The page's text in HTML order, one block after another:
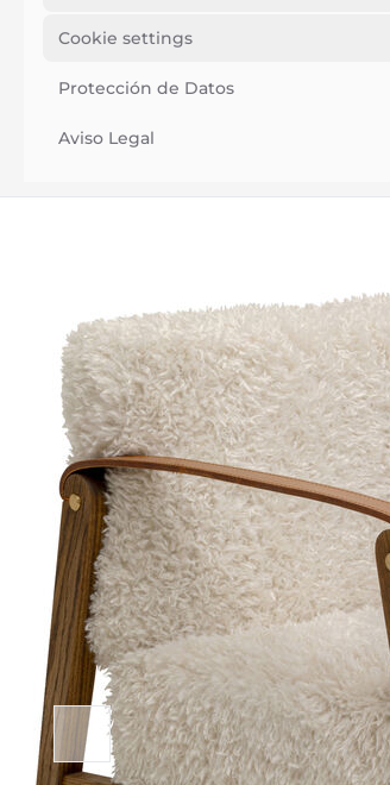
Cookie settings
Protección de Datos
Aviso Legal